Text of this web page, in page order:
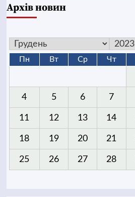
Архів новин
Пн Вт Ср Чт
4 5 6 7
11 12 13 14
18 19 20 21
25 26 27 28